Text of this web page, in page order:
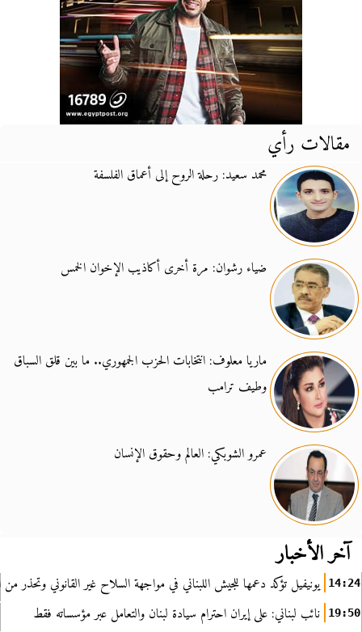
مقالات رأي
محمد سعيد: رحلة الروح إلى أعماق الفلسفة
ضياء رشوان: مرة أخرى أكاذيب الإخوان الخمس
ماريا معلوف: انتخابات الحزب الجمهوري.. ما بين قلق السباق
وطيف ترامب
عمرو الشوبكي: العالم وحقوق الإنسان
آخر الأخبار
14:24 يونيفيل تؤكد دعمها للجيش اللبناني في مواجهة السلاح غير القانوني وتحذر من
19:50 نائب لبناني: على إيران احترام سيادة لبنان والتعامل عبر مؤسساته فقط